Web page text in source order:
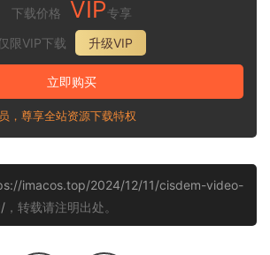
下载价格 VIP专享
限VIP下载
升级VIP
立即购买
，尊享全站资源下载特权
imacos.top/2024/12/11/cisdem-video-
，转载请注明出处。